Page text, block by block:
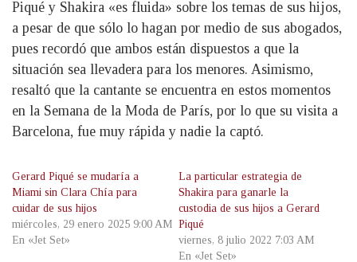
Piqué y Shakira «es fluida» sobre los temas de sus hijos,
a pesar de que sólo lo hagan por medio de sus abogados,
pues recordó que ambos están dispuestos a que la
situación sea llevadera para los menores. Asimismo,
resaltó que la cantante se encuentra en estos momentos
en la Semana de la Moda de París, por lo que su visita a
Barcelona, fue muy rápida y nadie la captó.
Gerard Piqué se mudaría a
Miami sin Clara Chía para
cuidar de sus hijos
miércoles, 29 enero 2025 9:00 AM
En «Jet Set»
La particular estrategia de
Shakira para ganarle la
custodia de sus hijos a Gerard
Piqué
viernes, 8 julio 2022 7:03 AM
En «Jet Set»